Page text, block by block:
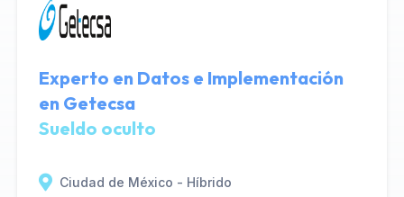
Experto en Datos e Implementación
en Getecsa
Sueldo oculto
Ciudad de México - Híbrido